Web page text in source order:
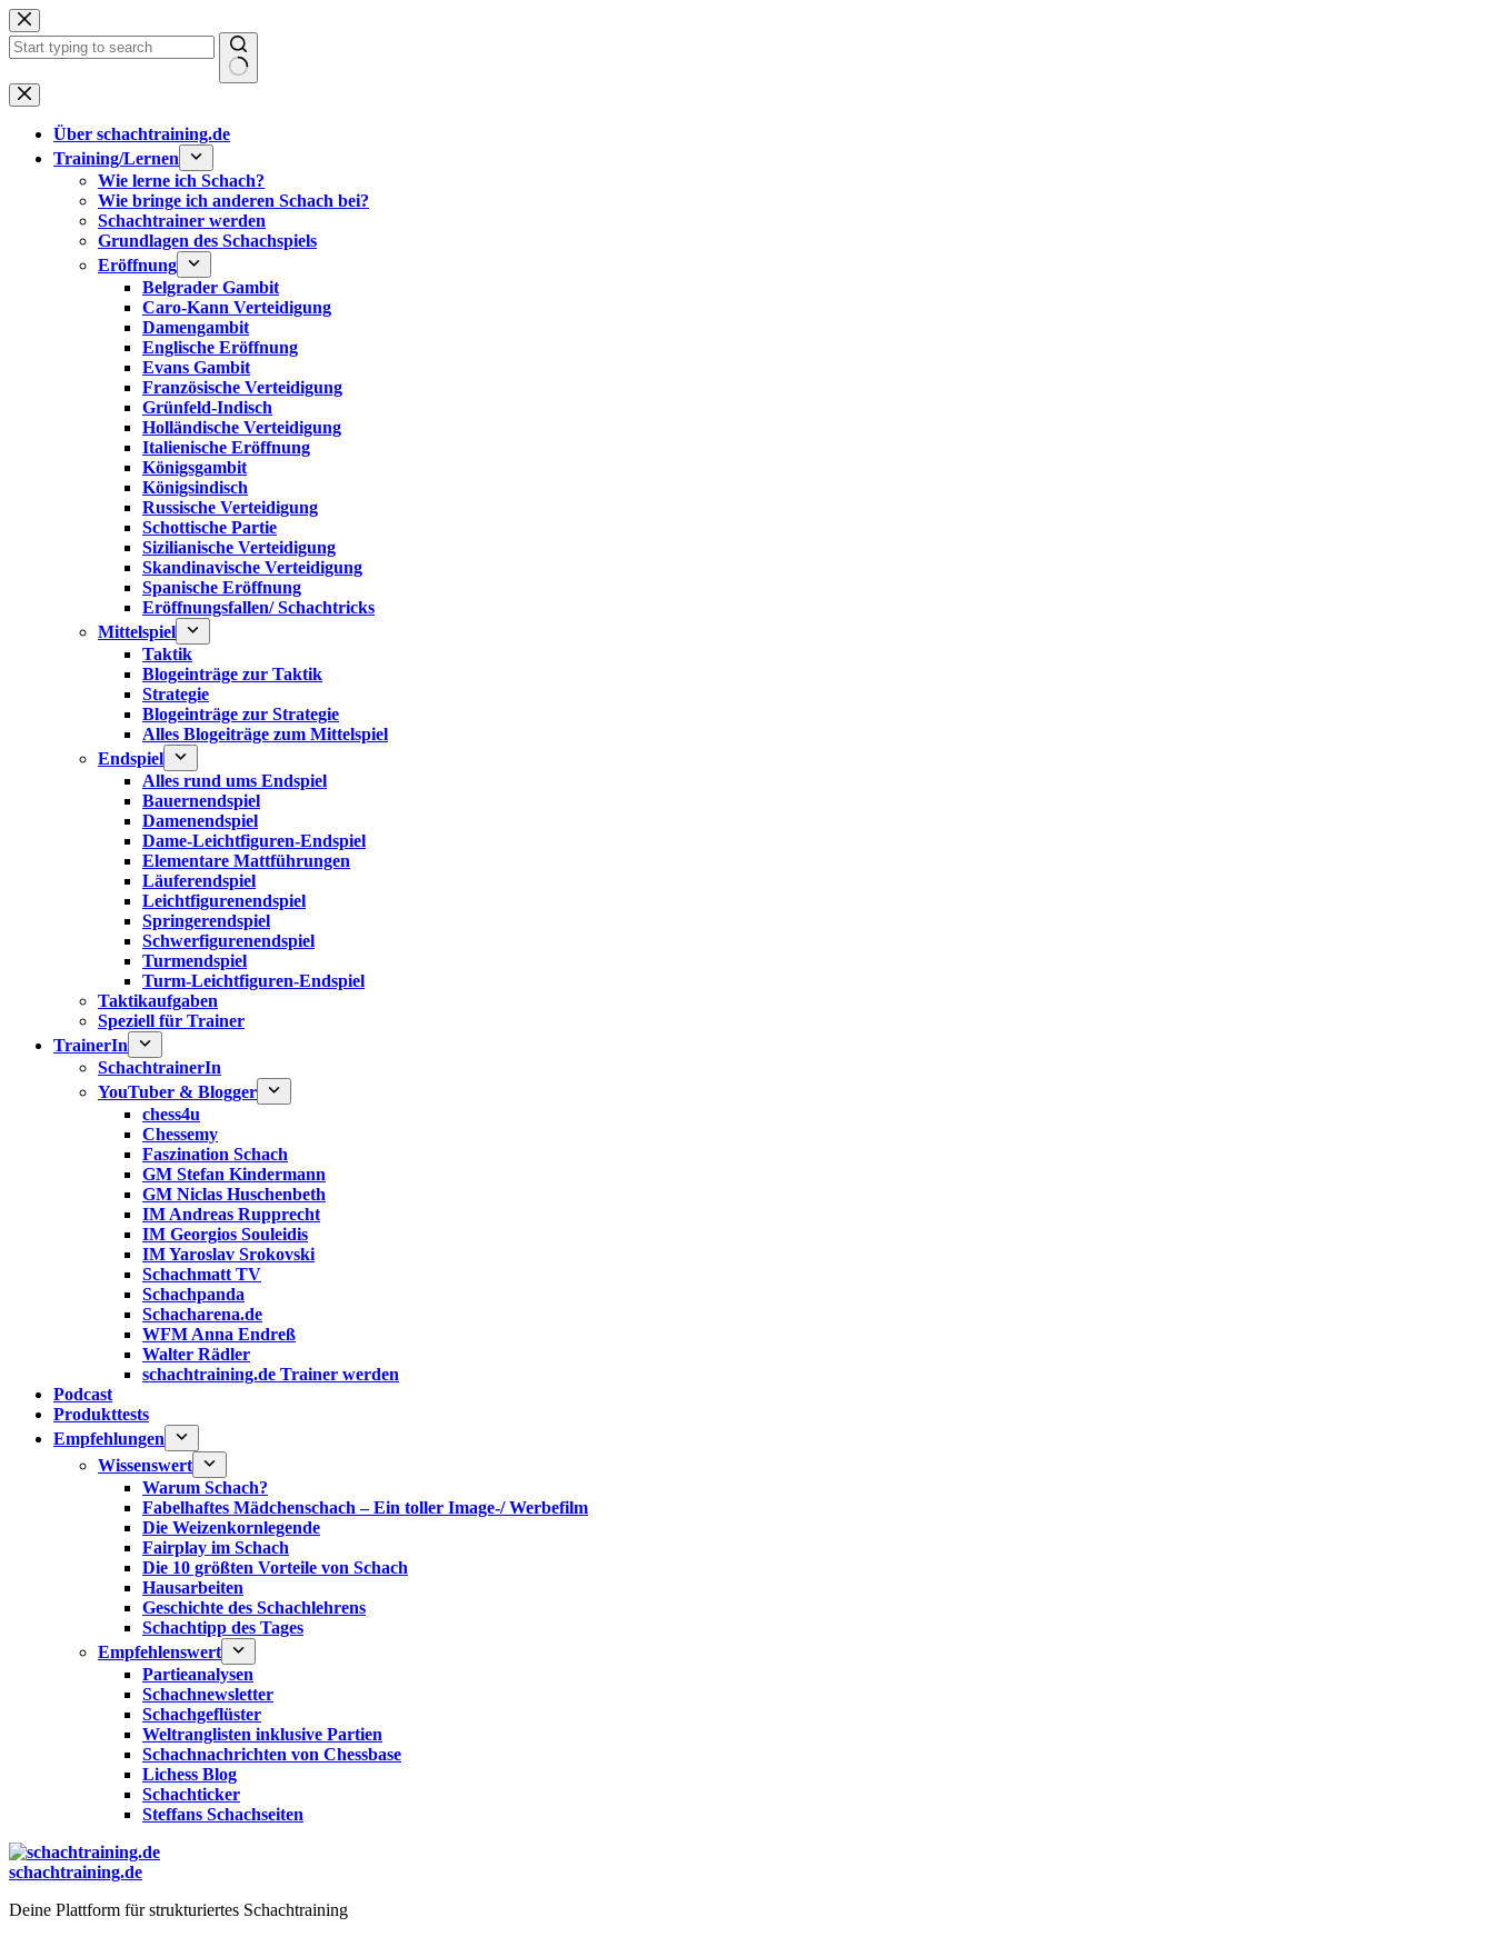
Zum
Inhalt
springen
Keine
Ergebnisse
Über schachtraining.de
Training/Lernen
Wie lerne ich Schach?
Wie bringe ich anderen Schach bei?
Schachtrainer werden
Grundlagen des Schachspiels
Eröffnung
Belgrader Gambit
Caro-Kann Verteidigung
Damengambit
Englische Eröffnung
Evans Gambit
Französische Verteidigung
Grünfeld-Indisch
Holländische Verteidigung
Italienische Eröffnung
Königsgambit
Königsindisch
Russische Verteidigung
Schottische Partie
Sizilianische Verteidigung
Skandinavische Verteidigung
Spanische Eröffnung
Eröffnungsfallen/ Schachtricks
Mittelspiel
Taktik
Blogeinträge zur Taktik
Strategie
Blogeinträge zur Strategie
Alles Blogeiträge zum Mittelspiel
Endspiel
Alles rund ums Endspiel
Bauernendspiel
Damenendspiel
Dame-Leichtfiguren-Endspiel
Elementare Mattführungen
Läuferendspiel
Leichtfigurenendspiel
Springerendspiel
Schwerfigurenendspiel
Turmendspiel
Turm-Leichtfiguren-Endspiel
Taktikaufgaben
Speziell für Trainer
TrainerIn
SchachtrainerIn
YouTuber & Blogger
chess4u
Chessemy
Faszination Schach
GM Stefan Kindermann
GM Niclas Huschenbeth
IM Andreas Rupprecht
IM Georgios Souleidis
IM Yaroslav Srokovski
Schachmatt TV
Schachpanda
Schacharena.de
WFM Anna Endreß
Walter Rädler
schachtraining.de Trainer werden
Podcast
Produkttests
Empfehlungen
Wissenswert
Warum Schach?
Fabelhaftes Mädchenschach – Ein toller Image-/ Werbefilm
Die Weizenkornlegende
Fairplay im Schach
Die 10 größten Vorteile von Schach‎
Hausarbeiten
Geschichte des Schachlehrens
Schachtipp des Tages
Empfehlenswert
Partieanalysen
Schachnewsletter
Schachgeflüster
Weltranglisten inklusive Partien
Schachnachrichten von Chessbase
Lichess Blog
Schachticker
Steffans Schachseiten
schachtraining.de
Deine Plattform für strukturiertes Schachtraining